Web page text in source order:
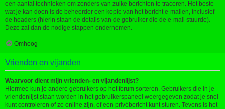
een aantal technieken om zenders van zulke berichten te traceren. Het beste
wat je kan doen is de beheerder een kopie van het bericht e-mailen, inclusief
de headers (hierin staan de details van de gebruiker die de e-mail stuurde).
Deze zal dan de nodige stappen ondernemen.
Omhoog
Vrienden en vijanden
Waarvoor dient mijn vrienden- en vijandenlijst?
Hiermee kun je andere gebruikers op het forum sorteren. Gebruikers die in je
vriendenlijst staan worden in het gebruikerspaneel weergegeven zodat je snel
kunt controleren of ze online zijn, of een privébericht kunt sturen. Tevens is het